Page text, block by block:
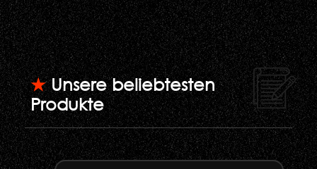
★Unsere beliebtesten
Produkte